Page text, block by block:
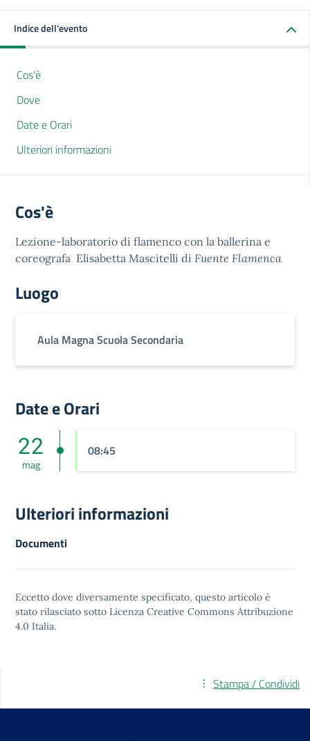
Indice dell'evento
Cos'è
Dove
Date e Orari
Ulteriori informazioni
Cos'è
Lezione-laboratorio di flamenco con la ballerina e
coreografa Elisabetta Mascitelli di Fuente Flamenca
Luogo
Aula Magna Scuola Secondaria
Date e Orari
22
mag
08:45
Ulteriori informazioni
Documenti
Eccetto dove diversamente specificato, questo articolo è
stato rilasciato sotto Licenza Creative Commons Attribuzione
4.0 Italia.
Stampa / Condividi